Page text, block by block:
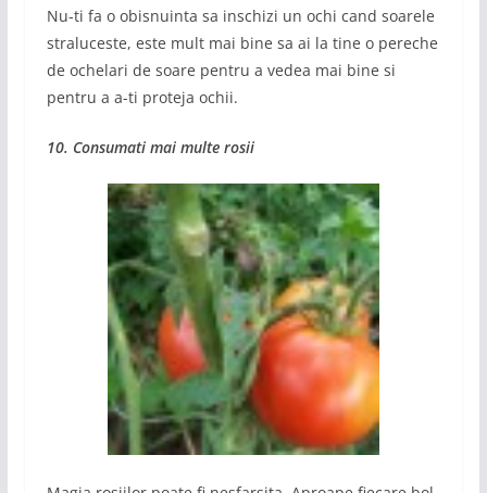
Nu-ti fa o obisnuinta sa inschizi un ochi cand soarele
straluceste, este mult mai bine sa ai la tine o pereche
de ochelari de soare pentru a vedea mai bine si
pentru a a-ti proteja ochii.
10. Consumati mai multe rosii